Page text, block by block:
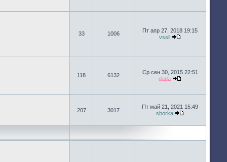
33 1006
Пт апр 27, 2018 19:15
vssll
118 6132
Ср сен 30, 2015 22:51
dada
207 3017
Пт май 21, 2021 15:49
sborka